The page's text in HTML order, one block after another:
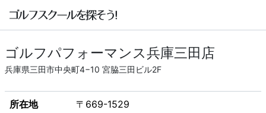
ゴルフパフォーマンス兵庫三田店
兵庫県三田市中央町4−10 宮脇三田ビル2F
所在地
〒669-1529